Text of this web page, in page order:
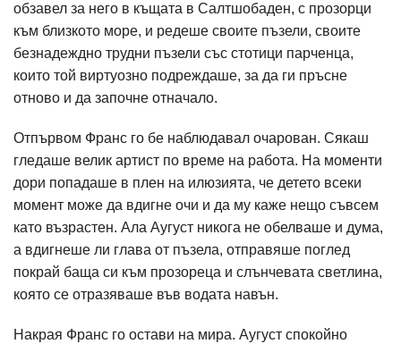
обзавел за него в къщата в Салтшобаден, с прозорци
към близкото море, и редеше своите пъзели, своите
безнадеждно трудни пъзели със стотици парченца,
които той виртуозно подреждаше, за да ги пръсне
отново и да започне отначало.
Отпървом Франс го бе наблюдавал очарован. Сякаш
гледаше велик артист по време на работа. На моменти
дори попадаше в плен на илюзията, че детето всеки
момент може да вдигне очи и да му каже нещо съвсем
като възрастен. Ала Аугуст никога не обелваше и дума,
а вдигнеше ли глава от пъзела, отправяше поглед
покрай баща си към прозореца и слънчевата светлина,
която се отразяваше във водата навън.
Накрая Франс го остави на мира. Аугуст спокойно